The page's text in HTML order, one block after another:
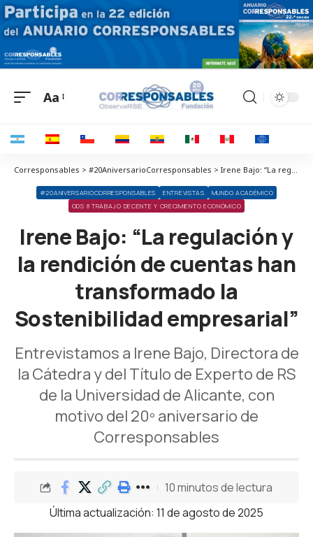
Aa
Corresponsables > #20AniversarioCorresponsables > Irene Bajo: “La regulación y la rendición de cuentas han transformado la Sostenibilidad empresarial”
#20ANIVERSARIOCORRESPONSABLES ENTREVISTAS
MUNDO ACADÉMICO
ODS 8 TRABAJO DECENTE Y CRECIMIENTO ECONÓMICO
Irene Bajo: “La regulación y
la rendición de cuentas han
transformado la
Sostenibilidad empresarial”
Entrevistamos a Irene Bajo, Directora de
la Cátedra y del Título de Experto de RS
de la Universidad de Alicante, con
motivo del 20º aniversario de
Corresponsables
Última actualización: 11 de agosto de 2025
10 minutos de lectura